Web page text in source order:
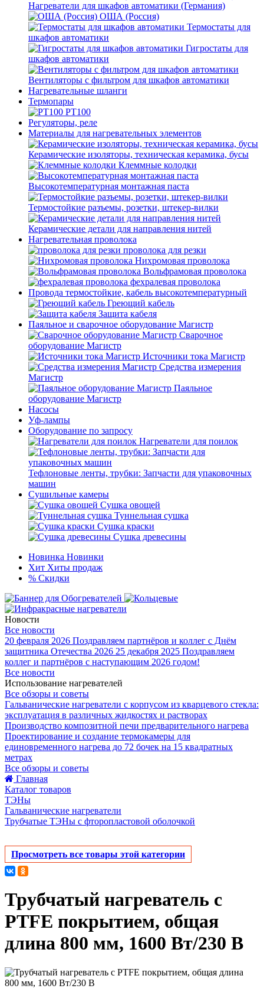
Нагреватели для шкафов автоматики (Германия)
ОША (Россия)
Термостаты для
шкафов автоматики
Гигростаты для
шкафов автоматики
Вентиляторы с фильтром для шкафов автоматики
Нагревательные шланги
Термопары
PT100
Регуляторы, реле
Материалы для нагревательных элементов
Керамические изоляторы, техническая керамика, бусы
Клеммные колодки
Высокотемпературная монтажная паста
Термостойкие разъемы, розетки, штекер-вилки
Керамические детали для направления нитей
Нагревательная проволока
проволока для резки
Нихромовая проволока
Вольфрамовая проволока
фехралевая проволока
Провода термостойкие, кабель высокотемпературный
Греющий кабель
Защита кабеля
Паяльное и сварочное оборудование Магистр
Сварочное
оборудование Магистр
Источники тока Магистр
Средства измерения
Магистр
Паяльное
оборудование Магистр
Насосы
Уф-лампы
Оборудование по запросу
Нагреватели для поилок
Тефлоновые ленты, трубки: Запчасти для упаковочных
машин
Сушильные камеры
Сушка овощей
Туннельная сушка
Сушка краски
Сушка древесины
Новинка Новинки
Хит Хиты продаж
% Скидки
Новости
Все новости
20 февраля 2026 Поздравляем партнёров и коллег с Днём
защитника Отечества 2026 25 декабря 2025 Поздравляем
коллег и партнёров с наступающим 2026 годом!
Все новости
Использование нагревателей
Все обзоры и советы
Гальванические нагреватели с корпусом из кварцевого стекла:
эксплуатация в различных жидкостях и растворах
Производство композитной печи предварительного нагрева
Проектирование и создание термокамеры для
единовременного нагрева до 72 бочек на 15 квадратных
метрах
Все обзоры и советы
Главная
Каталог товаров
ТЭНы
Гальванические нагреватели
Трубчатые ТЭНы с фторопластовой оболочкой
Просмотреть все товары этой категории
Трубчатый нагреватель с
PTFE покрытием, общая
длина 800 мм, 1600 Вт/230 В